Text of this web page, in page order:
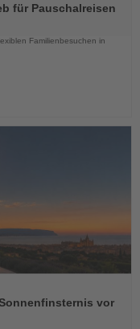
für Pauschalreisen
Familienbesuchen in
vor